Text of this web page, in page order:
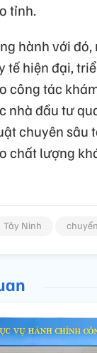
tỉnh.
hành với
tế hiện đại,
công tác
nhà đầu tư
chuyên sâu
chất lượng
Tây Ninh